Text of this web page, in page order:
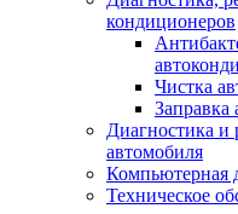
кондиционеров
Чистка
Заправка
Диагностика и
автомобиля
Компьютерная
Техническое